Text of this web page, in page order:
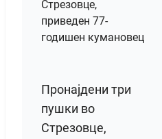
Пронајдени три
пушки во
Стрезовце,